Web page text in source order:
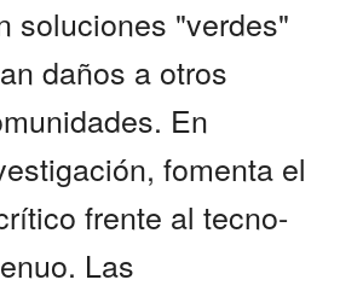
soluciones "verdes"
daños a otros
En
fomenta el
frente al tecno-
Las